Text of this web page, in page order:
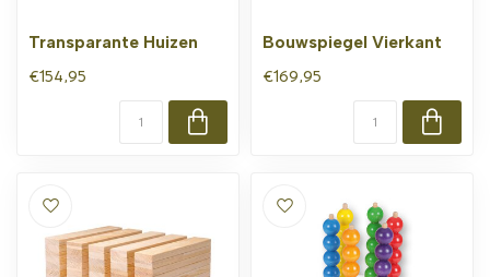
Transparante Huizen
€154,95
Bouwspiegel Vierkant
€169,95